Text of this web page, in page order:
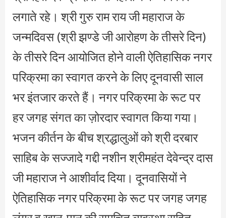
लगाते रहे। श्री गुरु राम राय जी महाराज के
जन्मदिवस (श्री झण्डे जी आरोहण के तीसरे दिन)
के तीसरे दिन आयोजित होने वाली ऐतिहासिक नगर
परिक्रमा का स्वागत करने के लिए दूनवासी साल
भर इंतजार करते हैं। नगर परिक्रमा के रूट पर
हर जगह संगत का ज़ोरदार स्वागत किया गया।
भजन कीर्तन के बीच श्रद्धालुओं को श्री दरबार
साहिब के सज्जादे गद्दी नशीन श्रीमहंत देवेन्द्र दास
जी महाराज ने आशीर्वाद दिया। दूनवासियों ने
ऐतिहासिक नगर परिक्रमा के रूट पर जगह जगह